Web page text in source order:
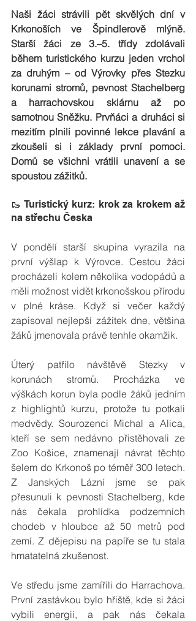
Naši žáci strávili pět skvělých dní v
Krkonoších ve Špindlerově mlýně.
Starší žáci ze 3.–5. třídy zdolávali
během turistického kurzu jeden vrchol
za druhým – od Výrovky přes Stezku
korunami stromů, pevnost Stachelberg
a harrachovskou sklárnu až po
samotnou Sněžku. Prvňáci a druháci si
mezitím plnili povinné lekce plavání a
zkoušeli si i základy první pomoci.
Domů se všichni vrátili unavení a se
spoustou zážitků.
🥾 Turistický kurz: krok za krokem až
na střechu Česka
V pondělí starší skupina vyrazila na
první výšlap k Výrovce. Cestou žáci
procházeli kolem několika vodopádů a
měli možnost vidět krkonošskou přírodu
v plné kráse. Když si večer každý
zapisoval nejlepší zážitek dne, většina
žáků jmenovala právě tenhle okamžik.
Úterý patřilo návštěvě Stezky v
korunách stromů. Procházka ve
výškách korun byla podle žáků jedním
z highlightů kurzu, protože tu potkali
medvědy. Sourozenci Michal a Alica,
kteří se sem nedávno přistěhovali ze
Zoo Košice, znamenají návrat těchto
šelem do Krkonoš po téměř 300 letech.
Z Janských Lázní jsme se pak
přesunuli k pevnosti Stachelberg, kde
nás čekala prohlídka podzemních
chodeb v hloubce až 50 metrů pod
zemí. Z dějepisu na papíře se tu stala
hmatatelná zkušenost.
Ve středu jsme zamířili do Harrachova.
První zastávkou bylo hřiště, kde si žáci
vybili energii, a pak nás čekala